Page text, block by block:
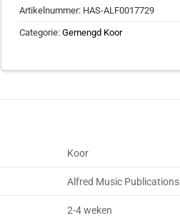
Artikelnummer: HAS-ALF0017729
Categorie: Gemengd Koor
Koor
Alfred Music Publications
2-4 weken